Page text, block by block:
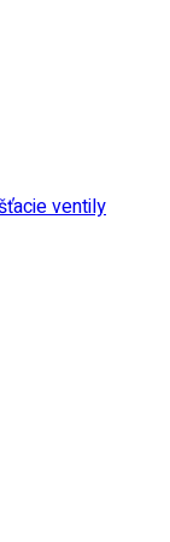
ventily